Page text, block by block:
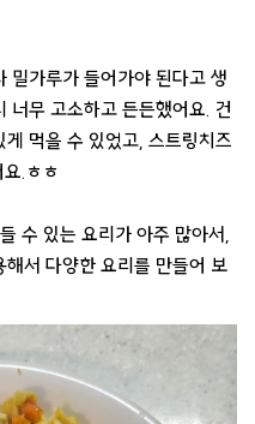
밀가루가 들어가야 된다고 생
너무 고소하고 든든했어요. 건
먹을 수 있었고, 스트링치즈
.ㅎㅎ
수 있는 요리가 아주 많아서,
서 다양한 요리를 만들어 보